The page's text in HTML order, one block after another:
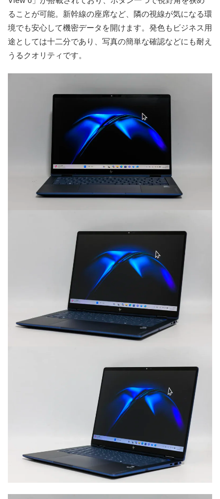
ることが可能。新幹線の座席など、隣の視線が気になる環
境でも安心して機密データを開けます。発色もビジネス用
途としては十二分であり、写真の簡単な確認などにも耐え
うるクオリティです。